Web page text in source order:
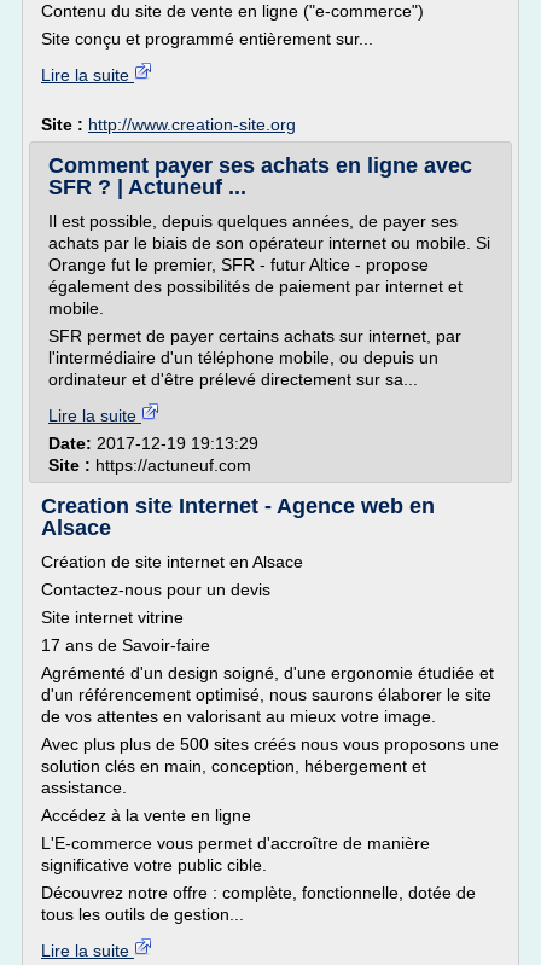
Contenu du site de vente en ligne ("e-commerce")
Site conçu et programmé entièrement sur...
Lire la suite
Site : http://www.creation-site.org
Comment payer ses achats en ligne avec
SFR ? | Actuneuf ...
Il est possible, depuis quelques années, de payer ses
achats par le biais de son opérateur internet ou mobile. Si
Orange fut le premier, SFR - futur Altice - propose
également des possibilités de paiement par internet et
mobile.
SFR permet de payer certains achats sur internet, par
l'intermédiaire d'un téléphone mobile, ou depuis un
ordinateur et d'être prélevé directement sur sa...
Lire la suite
Date: 2017-12-19 19:13:29
Site : https://actuneuf.com
Creation site Internet - Agence web en
Alsace
Création de site internet en Alsace
Contactez-nous pour un devis
Site internet vitrine
17 ans de Savoir-faire
Agrémenté d'un design soigné, d'une ergonomie étudiée et
d'un référencement optimisé, nous saurons élaborer le site
de vos attentes en valorisant au mieux votre image.
Avec plus plus de 500 sites créés nous vous proposons une
solution clés en main, conception, hébergement et
assistance.
Accédez à la vente en ligne
L'E-commerce vous permet d'accroître de manière
significative votre public cible.
Découvrez notre offre : complète, fonctionnelle, dotée de
tous les outils de gestion...
Lire la suite